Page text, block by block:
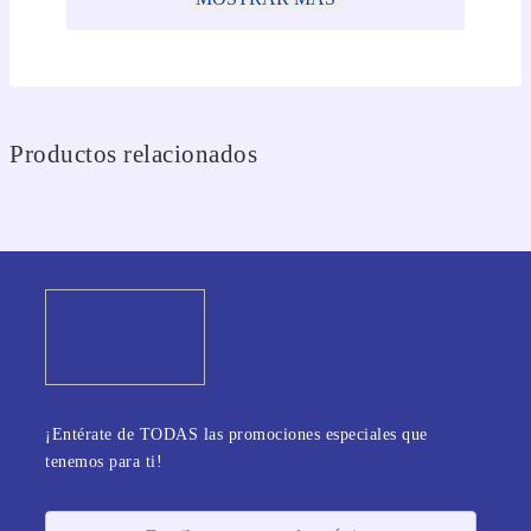
Productos relacionados
¡Entérate de TODAS las promociones especiales que
tenemos para ti!